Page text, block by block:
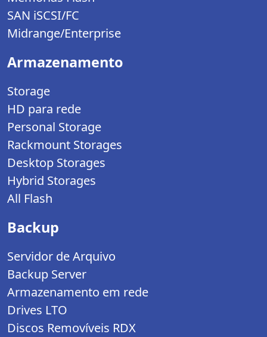
SAN iSCSI/FC
Midrange/Enterprise
Armazenamento
Storage
HD para rede
Personal Storage
Rackmount Storages
Desktop Storages
Hybrid Storages
All Flash
Backup
Servidor de Arquivo
Backup Server
Armazenamento em rede
Drives LTO
Discos Removíveis RDX